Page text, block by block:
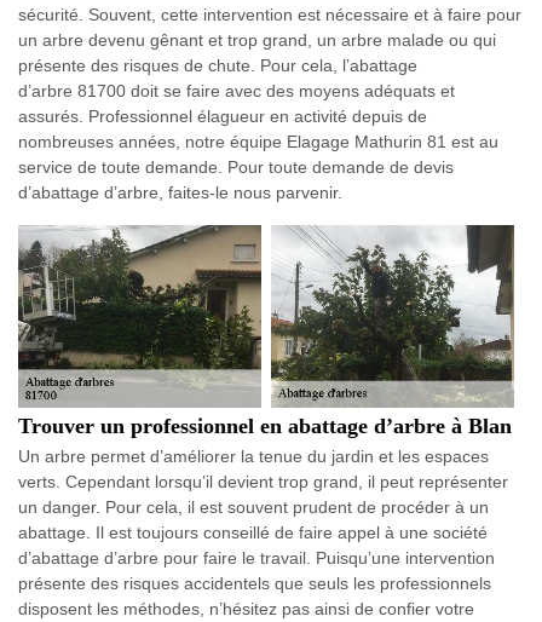
sécurité. Souvent, cette intervention est nécessaire et à faire pour
un arbre devenu gênant et trop grand, un arbre malade ou qui
présente des risques de chute. Pour cela, l’abattage
d’arbre 81700 doit se faire avec des moyens adéquats et
assurés. Professionnel élagueur en activité depuis de
nombreuses années, notre équipe Elagage Mathurin 81 est au
service de toute demande. Pour toute demande de devis
d’abattage d’arbre, faites-le nous parvenir.
Trouver un professionnel en abattage d’arbre à Blan
Un arbre permet d’améliorer la tenue du jardin et les espaces
verts. Cependant lorsqu’il devient trop grand, il peut représenter
un danger. Pour cela, il est souvent prudent de procéder à un
abattage. Il est toujours conseillé de faire appel à une société
d’abattage d’arbre pour faire le travail. Puisqu’une intervention
présente des risques accidentels que seuls les professionnels
disposent les méthodes, n’hésitez pas ainsi de confier votre